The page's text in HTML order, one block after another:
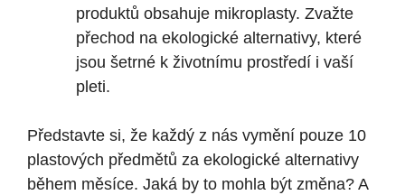
produktů obsahuje mikroplasty. Zvažte
přechod na ekologické alternativy, které
jsou šetrné k životnímu prostředí i vaší
pleti.
Představte si, že každý z nás vymění pouze 10
plastových předmětů za ekologické alternativy
během měsíce. Jaká by to mohla být změna? A